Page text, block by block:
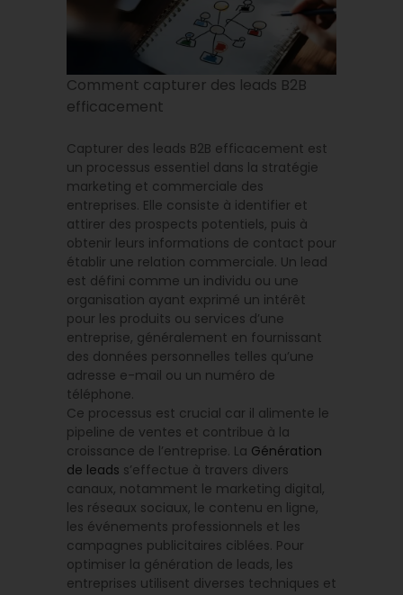
Comment capturer des leads B2B
efficacement
Capturer des leads B2B efficacement est
un processus essentiel dans la stratégie
marketing et commerciale des
entreprises. Elle consiste à identifier et
attirer des prospects potentiels, puis à
obtenir leurs informations de contact pour
établir une relation commerciale. Un lead
est défini comme un individu ou une
organisation ayant exprimé un intérêt
pour les produits ou services d’une
entreprise, généralement en fournissant
des données personnelles telles qu’une
adresse e-mail ou un numéro de
téléphone.
Ce processus est crucial car il alimente le
pipeline de ventes et contribue à la
croissance de l’entreprise. La Génération
de leads s’effectue à travers divers
canaux, notamment le marketing digital,
les réseaux sociaux, le contenu en ligne,
les événements professionnels et les
campagnes publicitaires ciblées. Pour
optimiser la génération de leads, les
entreprises utilisent diverses techniques et